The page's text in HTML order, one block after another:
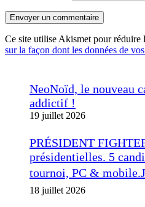
Envoyer un commentaire
Ce site utilise Akismet pour réduire
sur la façon dont les données de
NeoNoïd, le nouveau
addictif !
19 juillet 2026
PRÉSIDENT
présidentielles. 5
tournoi, PC &
18 juillet 2026